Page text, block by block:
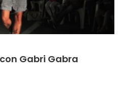
Gabri Gabra